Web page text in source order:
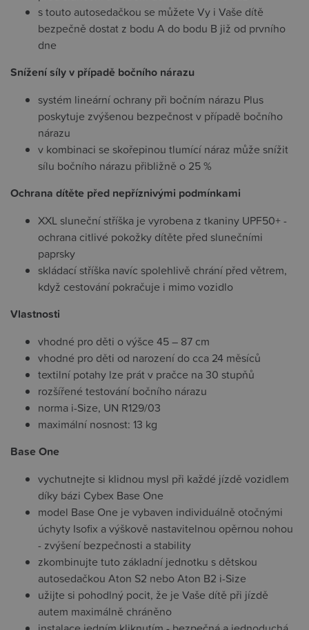
s touto autosedačkou se můžete Vy i Vaše dítě
bezpečně dostat z bodu A do bodu B již od prvního
dne
Snížení síly v případě bočního nárazu
systém lineární ochrany při bočním nárazu Plus
poskytuje zvýšenou bezpečnost v případě bočního
nárazu
v kombinaci se skořepinou tlumící náraz může snížit
sílu bočního nárazu přibližně o 25 %
Ochrana dítěte před nepříznivými podmínkami
XXL sluneční stříška je vyrobena z tkaniny UPF50+ -
ochrana citlivé pokožky dítěte před slunečními
paprsky
skládací stříška navíc spolehlivě chrání před větrem,
když cestování pokračuje i mimo vozidlo
Vlastnosti
vhodné pro děti o výšce 45 – 87 cm
vhodné pro děti od narození do cca 24 měsíců
textilní potahy lze prát v pračce na 30 stupňů
rozšířené testování bočního nárazu
norma i-Size, UN R129/03
maximální nosnost: 13 kg
Base One
vychutnejte si klidnou mysl při každé jízdě vozidlem
díky bázi Cybex Base One
model Base One je vybaven individuálně otočnými
úchyty Isofix a výškově nastavitelnou opěrnou nohou
- zvýšení bezpečnosti a stability
zkombinujte tuto základní jednotku s dětskou
autosedačkou Aton S2 nebo Aton B2 i-Size
užijte si pohodlný pocit, že je Vaše dítě při jízdě
autem maximálně chráněno